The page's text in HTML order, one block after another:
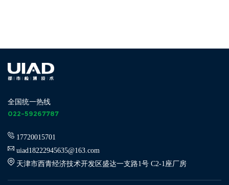
全国统一热线
022-59267787
17720015701
uiad18222945635@163.com
天津市西青经济技术开发区盛达一支路1号 C2-1座厂房